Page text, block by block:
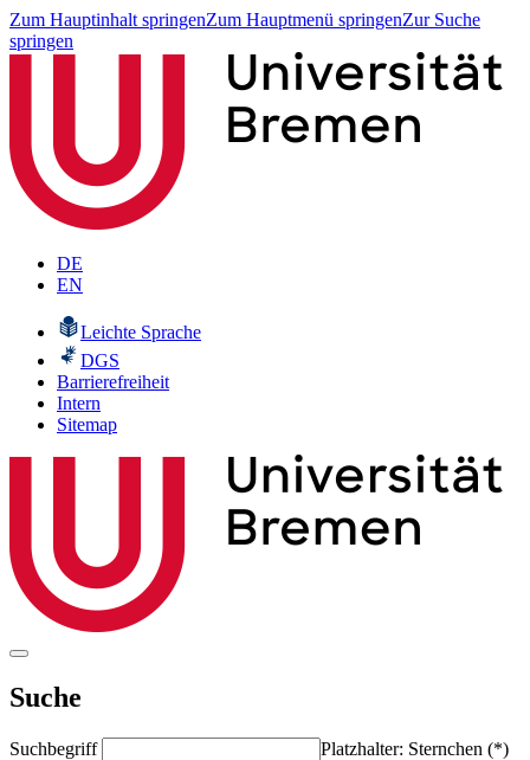
Zum Hauptinhalt springenZum Hauptmenü springenZur Suche
springen
DE
EN
Leichte Sprache
DGS
Barrierefreiheit
Intern
Sitemap
Suche
Suchbegriff
Platzhalter: Sternchen (*)